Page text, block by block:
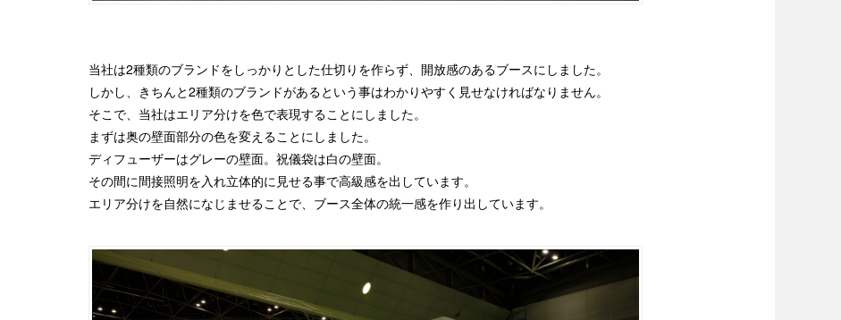
当社は2種類のブランドをしっかりとした仕切りを作らず、開放感のあるブースにしました。
しかし、きちんと2種類のブランドがあるという事はわかりやすく見せなければなりません。
そこで、当社はエリア分けを色で表現することにしました。
まずは奥の壁面部分の色を変えることにしました。
ディフューザーはグレーの壁面。祝儀袋は白の壁面。
その間に間接照明を入れ立体的に見せる事で高級感を出しています。
エリア分けを自然になじませることで、ブース全体の統一感を作り出しています。